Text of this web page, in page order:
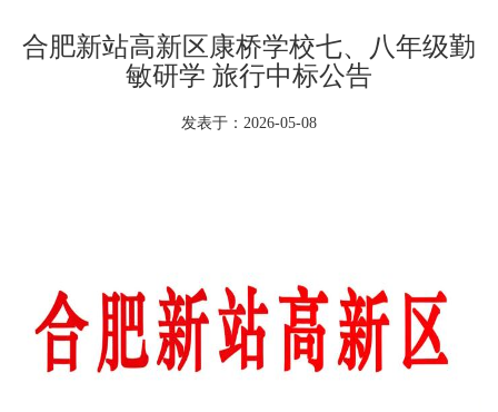
合肥新站高新区康桥学校七、八年级勤
敏研学 旅行中标公告
发表于：2026-05-08